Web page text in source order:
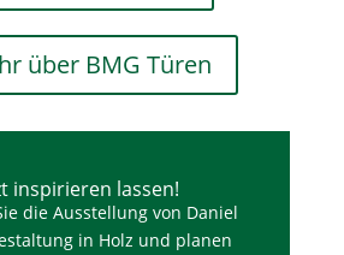
über BMG Türen
inspirieren lassen!
die Ausstellung von Daniel
in Holz und planen